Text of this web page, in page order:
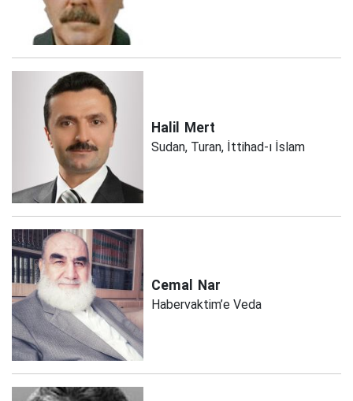
Halil Mert
Sudan, Turan, İttihad-ı İslam
Cemal Nar
Habervaktim’e Veda